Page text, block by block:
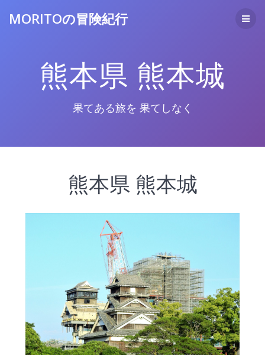
へ
ス
キ
ッ
プ
MORITOの冒険紀行
熊本県 熊本城
果てある旅を 果てしなく
熊本県 熊本城